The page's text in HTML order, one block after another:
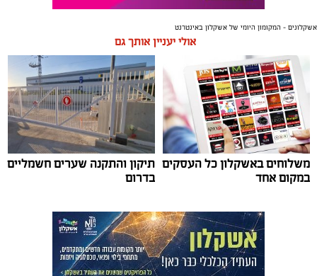
אשקלונים - המקומון היומי של אשקלון באינטרנט
אולי יעניין אותך גם
משלוחים באשקלון כל העסקים
במקום אחד
תיקון והתקנה שערים חשמליים
בדרום